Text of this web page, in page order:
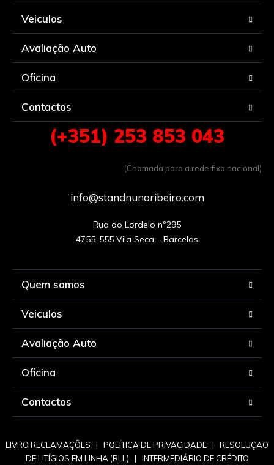
Veiculos
Avaliação Auto
Oficina
Contactos
(+351) 253 853 043
(Chamada para a rede fixa nacional)
info@standnunoribeiro.com
Rua do Lordelo nº295
Quem somos
Veiculos
Avaliação Auto
Oficina
Contactos
LIVRO RECLAMAÇÕES | POLÍTICA DE PRIVACIDADE | RESOLUÇÃO
DE LITÍGIOS EM LINHA (RLL) | INTERMEDIÁRIO DE CRÉDITO